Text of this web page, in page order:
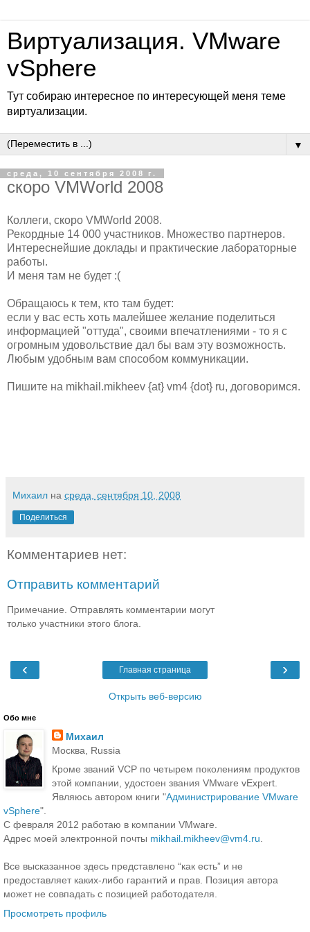
Виртуализация. VMware
vSphere
Тут собираю интересное по интересующей меня теме
виртуализации.
▼
среда, 10 сентября 2008 г.
скоро VMWorld 2008
Коллеги, скоро VMWorld 2008.
Рекордные 14 000 участников. Множество партнеров.
Интереснейшие доклады и практические лабораторные
работы.
И меня там не будет :(
Обращаюсь к тем, кто там будет:
если у вас есть хоть малейшее желание поделиться
информацией "оттуда", своими впечатлениями - то я с
огромным удовольствие дал бы вам эту возможность.
Любым удобным вам способом коммуникации.
Пишите на mikhail.mikheev {at} vm4 {dot} ru, договоримся.
Михаил на среда, сентября 10, 2008
Поделиться
Комментариев нет:
Отправить комментарий
Примечание. Отправлять комментарии могут
только участники этого блога.
‹ ›
Главная страница
Открыть веб-версию
Обо мне
Михаил
Москва, Russia
Кроме званий VCP по четырем поколениям продуктов
этой компании, удостоен звания VMware vExpert.
Являюсь автором книги "Администрирование VMware
vSphere".
С февраля 2012 работаю в компании VMware.
Адрес моей электронной почты mikhail.mikheev@vm4.ru.
Все высказанное здесь представлено “как есть” и не
предоставляет каких-либо гарантий и прав. Позиция автора
может не совпадать с позицией работодателя.
Просмотреть профиль